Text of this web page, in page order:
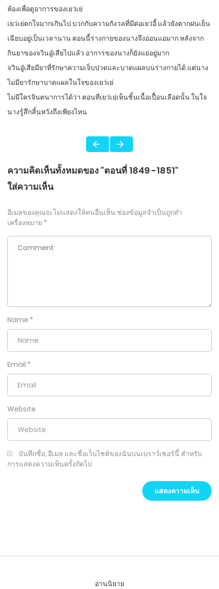
ห้องเพื่อดูอาการของเยว่เย่
เยว่เย่ตกใจมากเกินไป บวกกับความกังวลที่มีต่อเยว่อี้ แล้วยังตากฝนเย็น
เฉียบอยู่เป็นเวลานาน ตอนนี้ร่างกายของนางจึงอ่อนแอมาก หลังจาก
กินยาของจวินอู๋เสียไปแล้ว อาการของนางก็ยังแย่อยู่มาก
จวินอู๋เสียมียาที่รักษาความเจ็บปวดและบาดแผลบนร่างกายได้ แต่นาง
ไม่มียารักษาบาดแผลในใจของเยว่เย่
ไม่มีใครจินตนาการได้ว่า ตอนที่เยว่เย่เห็นชิ้นเนื้อเปื้อนเลือดนั้น ในใจ
นางรู้สึกสิ้นหวังถึงเพียงไหน
ความคิดเห็นทั้งหมดของ "ตอนที่ 1849 -1851"
ใส่ความเห็น
อีเมลของคุณจะไม่แสดงให้คนอื่นเห็น ช่องข้อมูลจำเป็นถูกทำ
เครื่องหมาย *
Name *
Email *
Website
บันทึกชื่อ, อีเมล และชื่อเว็บไซต์ของฉันบนเบราว์เซอร์นี้ สำหรับ
การแสดงความเห็นครั้งถัดไป
อ่านนิยาย